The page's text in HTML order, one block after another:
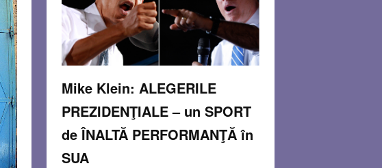
Mike Klein: ALEGERILE
PREZIDENŢIALE – un SPORT
de ÎNALTĂ PERFORMANŢĂ în
SUA